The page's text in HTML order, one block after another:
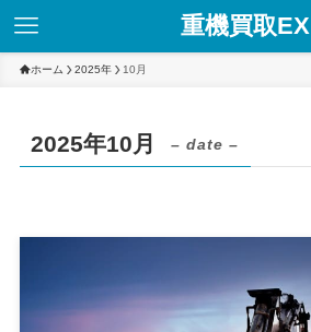
重機買取EX
ホーム 2025年 10月
2025年10月 – date –